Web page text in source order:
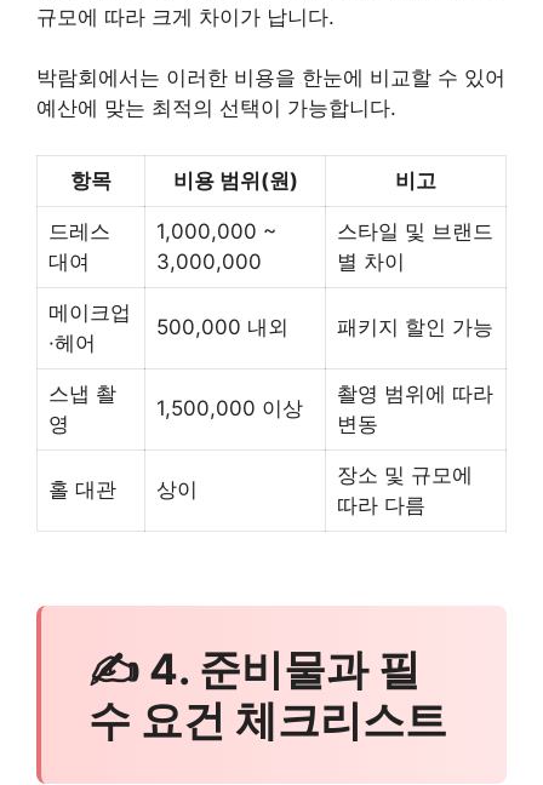
규모에 따라 크게 차이가 납니다.
박람회에서는 이러한 비용을 한눈에 비교할 수 있어
예산에 맞는 최적의 선택이 가능합니다.
항목 비용 범위(원) 비고
드레스
대여
1,000,000 ~
3,000,000
스타일 및 브랜드
별 차이
메이크업
·헤어
500,000 내외 패키지 할인 가능
스냅 촬
영
1,500,000 이상
촬영 범위에 따라
변동
홀 대관 상이
장소 및 규모에
따라 다름
✍ 4. 준비물과 필
수 요건 체크리스트